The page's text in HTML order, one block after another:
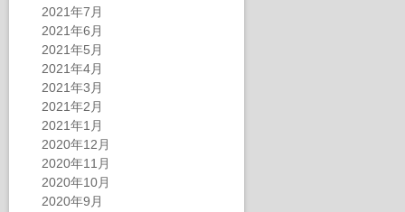
2021年7月
2021年6月
2021年5月
2021年4月
2021年3月
2021年2月
2021年1月
2020年12月
2020年11月
2020年10月
2020年9月